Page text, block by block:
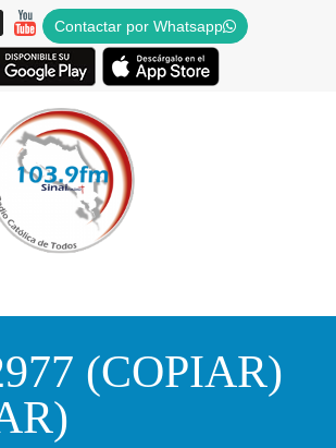
Contactar por Whatsapp
(COPIAR)